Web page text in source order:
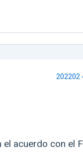
acuerdo con el